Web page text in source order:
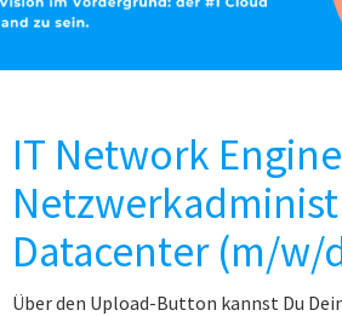
IT Network
Datacenter (m/w/
Über den Upload-Button kannst Du